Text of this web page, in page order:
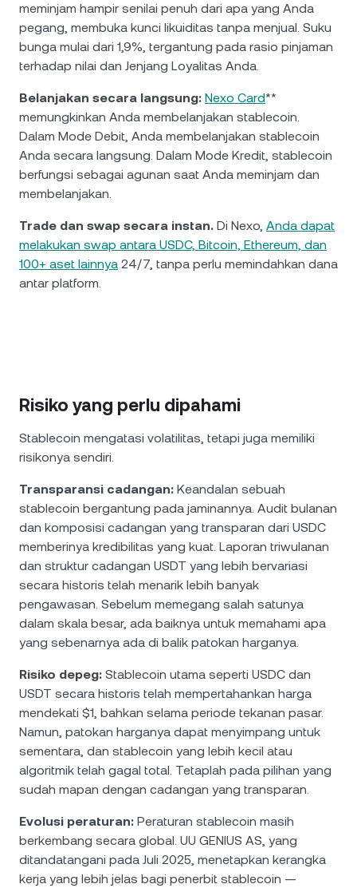
meminjam hampir senilai penuh dari apa yang Anda
pegang, membuka kunci likuiditas tanpa menjual. Suku
bunga mulai dari 1,9%, tergantung pada rasio pinjaman
terhadap nilai dan Jenjang Loyalitas Anda.
Belanjakan secara langsung: Nexo Card**
memungkinkan Anda membelanjakan stablecoin.
Dalam Mode Debit, Anda membelanjakan stablecoin
Anda secara langsung. Dalam Mode Kredit, stablecoin
berfungsi sebagai agunan saat Anda meminjam dan
membelanjakan.
Trade dan swap secara instan. Di Nexo, Anda dapat
melakukan swap antara USDC, Bitcoin, Ethereum, dan
100+ aset lainnya 24/7, tanpa perlu memindahkan dana
antar platform.
Risiko yang perlu dipahami
Stablecoin mengatasi volatilitas, tetapi juga memiliki
risikonya sendiri.
Transparansi cadangan: Keandalan sebuah
stablecoin bergantung pada jaminannya. Audit bulanan
dan komposisi cadangan yang transparan dari USDC
memberinya kredibilitas yang kuat. Laporan triwulanan
dan struktur cadangan USDT yang lebih bervariasi
secara historis telah menarik lebih banyak
pengawasan. Sebelum memegang salah satunya
dalam skala besar, ada baiknya untuk memahami apa
yang sebenarnya ada di balik patokan harganya.
Risiko depeg: Stablecoin utama seperti USDC dan
USDT secara historis telah mempertahankan harga
mendekati $1, bahkan selama periode tekanan pasar.
Namun, patokan harganya dapat menyimpang untuk
sementara, dan stablecoin yang lebih kecil atau
algoritmik telah gagal total. Tetaplah pada pilihan yang
sudah mapan dengan cadangan yang transparan.
Evolusi peraturan: Peraturan stablecoin masih
berkembang secara global. UU GENIUS AS, yang
ditandatangani pada Juli 2025, menetapkan kerangka
kerja yang lebih jelas bagi penerbit stablecoin —